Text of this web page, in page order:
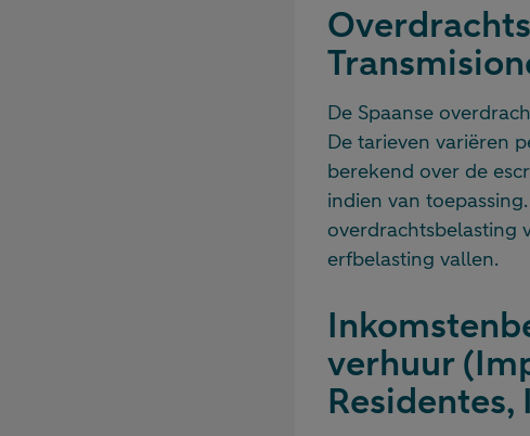
De Spaanse
De tarieven variëren
berekend over de
indien van
overdrachtsbelasting
erfbelasting vallen.
verhuur
Residentes,